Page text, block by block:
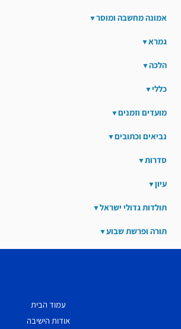
אמונה מחשבה ומוסר
גמרא
הלכה
כללי
מועדים וזמנים
נביאים וכתובים
סדרות
עיון
תולדות גדולי ישראל
תורה ופרשת שבוע
עמוד הבית
אודות הישיבה